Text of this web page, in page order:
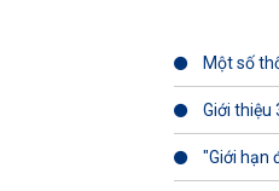
Một số
Giới thiệu
"Giới hạn